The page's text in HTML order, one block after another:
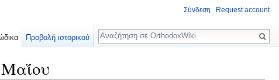
Σύνδεση Request account
Προβολή ιστορικού
Αναζήτηση